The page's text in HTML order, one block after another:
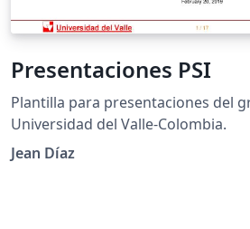
Presentaciones PSI
Plantilla para presentaciones del
Universidad del Valle-Colombia.
Jean Díaz